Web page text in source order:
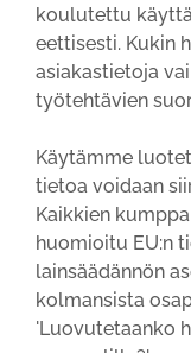
koulutettu
eettisesti. Kukin
asiakastietoja
työtehtävien
Käytämme
tietoa voidaan
Kaikkien
huomioitu EU:n
lainsäädännön
kolmansista
'Luovutetaanko